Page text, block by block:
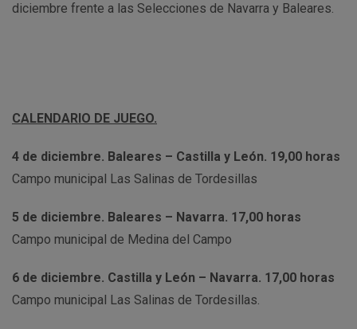
diciembre frente a las Selecciones de Navarra y Baleares.
CALENDARIO DE JUEGO.
4 de diciembre. Baleares – Castilla y León. 19,00 horas
Campo municipal Las Salinas de Tordesillas
5 de diciembre. Baleares – Navarra. 17,00 horas
Campo municipal de Medina del Campo
6 de diciembre. Castilla y León – Navarra. 17,00 horas
Campo municipal Las Salinas de Tordesillas.